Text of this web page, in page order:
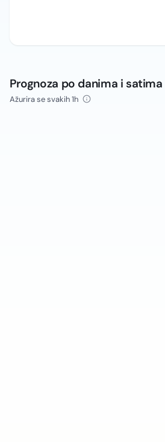
Prognoza po danima i satima
Ažurira se svakih 1h